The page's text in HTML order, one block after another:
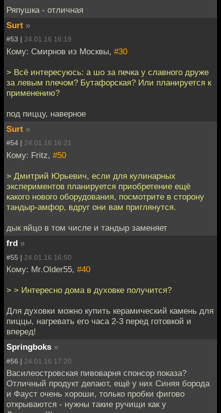
Ряпушка - отличная
Surt »
#53 | 24.01.16 16:19
Кому: Смирнов из Москвы, #30
> Всё интересуюсь: а шо за печка у славного друже
за левым плечом? Бутафорская? Или планируется к
применению?
под пиццу, наверное
Surt »
#54 | 24.01.16 16:21
Кому: Fritz, #50
> Дмитрий Юрьевич, если для кулинарных
экспериментов планируется приобретение ещё
какого нового оборудования, посмотрите в сторону
тандыр-амфор, вдруг они вам приглянутся.
дык яйцо в том числе и тандыр заменяет
frd »
#55 | 24.01.16 16:50
Кому: Mr.Older55, #40
> > Интересно дома в духовке получится?
Для духовки можно купить керамический камень для
пиццы, нагревать его часа 2-3 перед готовкой и
вперед!
Springboks »
#56 | 24.01.16 17:20
Василеостровская пивоварня спонсор показа?
Отличный продукт делают, ещё у них Синяя борода
и Фауст очень хороши, только пробки фигово
открываются - нужны такие ручищи как у